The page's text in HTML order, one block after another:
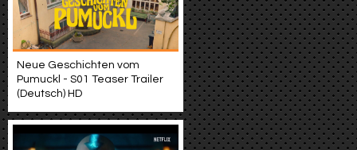
Neue Geschichten vom
Pumuckl - S01 Teaser Trailer
(Deutsch) HD